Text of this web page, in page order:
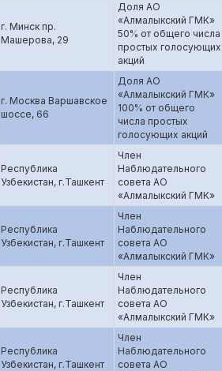
г. Минск пр.
Машерова, 29
Доля АО
«Алмалыкский ГМК»
50% от общего числа
простых голосующих
акций
г. Москва Варшавское
шоссе, 66
Доля АО
«Алмалыкский ГМК»
100% от общего
числа простых
голосующих акций
Республика
Узбекистан, г.Ташкент
Член
Наблюдательного
совета АО
«Алмалыкский ГМК»
Республика
Узбекистан, г.Ташкент
Член
Наблюдательного
совета АО
«Алмалыкский ГМК»
Республика
Узбекистан, г.Ташкент
Член
Наблюдательного
совета АО
«Алмалыкский ГМК»
Республика
Узбекистан, г.Ташкент
Член
Наблюдательного
совета АО